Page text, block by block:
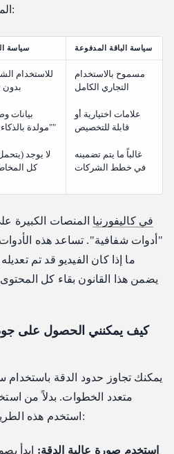
المجانية بحدود ترخيص صارمة:
سياسة سياسة الباقة المدفوعة
للاستخدام
بدون
مسموح بالاستخدام
التجاري الكامل
بيانات
"مولدة بالذكاء الاصطناعي"
علامات اختيارية أو
قابلة للتخصيص
لا يوجد
كل
غالباً ما يتم تضمينه
في خطط الشركات
قانون SB-942 في كاليفورنيا المنصات الكبيرة
"أدوات شفافية". تساعد هذه
ما إذا كان الفيديو قد تم
يضمن هذا القانون بقاء كل
كيف يمكنني الحصول على
يمكنك تجاوز حدود الدقة باستخدام
متعدد الخطوات. بدلاً من
استخدم هذه الطريقة للحفاظ على دقة الفيديو:
استخدم صورة عالية الدقة: ابدأ